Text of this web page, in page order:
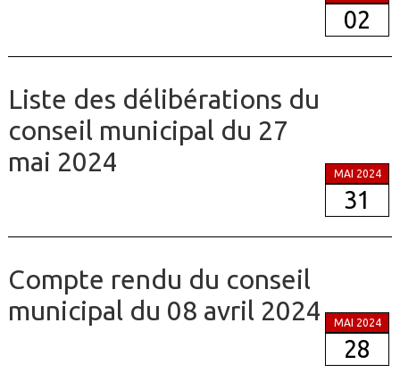
02
Liste des délibérations du
conseil municipal du 27
mai 2024
MAI 2024
31
Compte rendu du conseil
municipal du 08 avril 2024
MAI 2024
28